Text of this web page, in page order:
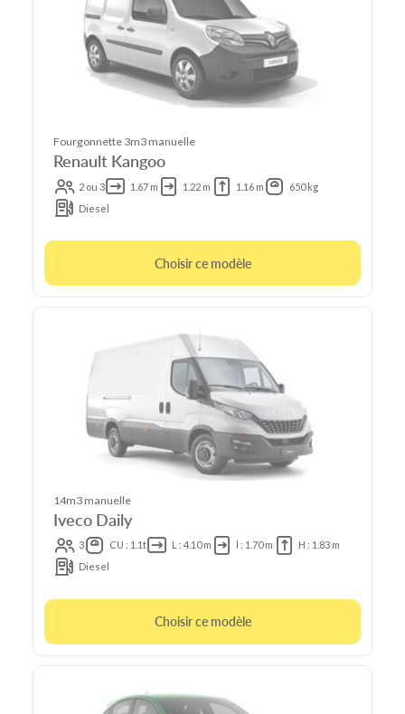
Fourgonnette 3m3 manuelle
Renault Kangoo
2 ou 3 1.67 m 1.22 m 1.16 m
650 kg
Diesel
Choisir ce modèle
14m3 manuelle
Iveco Daily
3 CU : 1.1t L : 4.10 m l : 1.70 m
H : 1.83 m
Diesel
Choisir ce modèle